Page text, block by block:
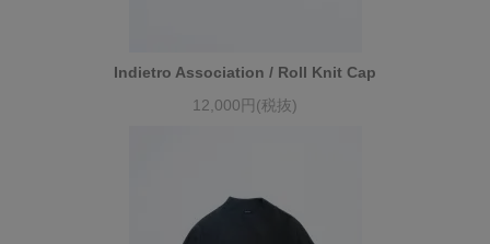
Indietro Association / Roll Knit Cap
12,000円(税抜)